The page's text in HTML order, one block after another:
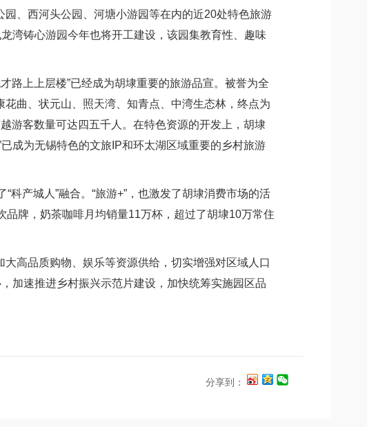
、西河头公园、河塘小游园等在内的近20处特色旅游
湾铸心游园今年也将开工建设，该园集教育性、趣味
路上上层楼”已经成为胡埭重要的旅游品宣。被誉为全
曲、状元山、照天湾、知青点、中湾生态林，终点为
游客数量可达四五千人。在特色资源的开发上，胡埭
成为无锡特色的文旅IP和环太湖区域重要的乡村旅游
产城人”融合。“旅游+”，也激发了胡埭消费市场的活
牌，奶茶咖啡月均销量11万杯，超过了胡埭10万常住
高品质购物、娱乐等资源供给，切实增强对区域人口
加速推进乡村振兴示范片建设，加快统筹实施园区品
分享到：